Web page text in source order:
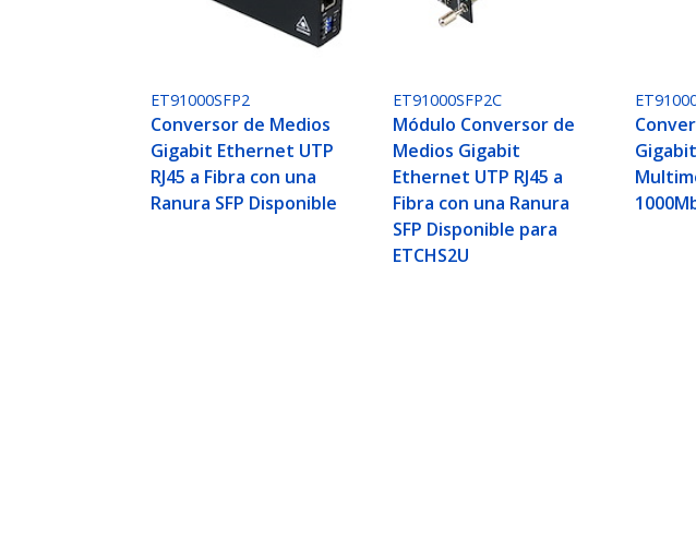
ET91000SFP2
Conversor de Medios
Gigabit Ethernet UTP
RJ45 a Fibra con una
Ranura SFP Disponible
ET91000SFP2C
Módulo Conversor de
Medios Gigabit
Ethernet UTP RJ45 a
Fibra con una Ranura
SFP Disponible para
ETCHS2U